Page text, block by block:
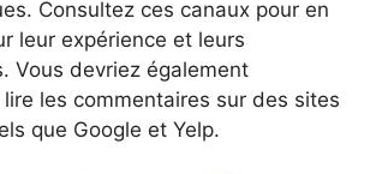
Consultez ces canaux pour en
leur expérience et leurs
Vous devriez également
les commentaires sur des sites
que Google et Yelp.